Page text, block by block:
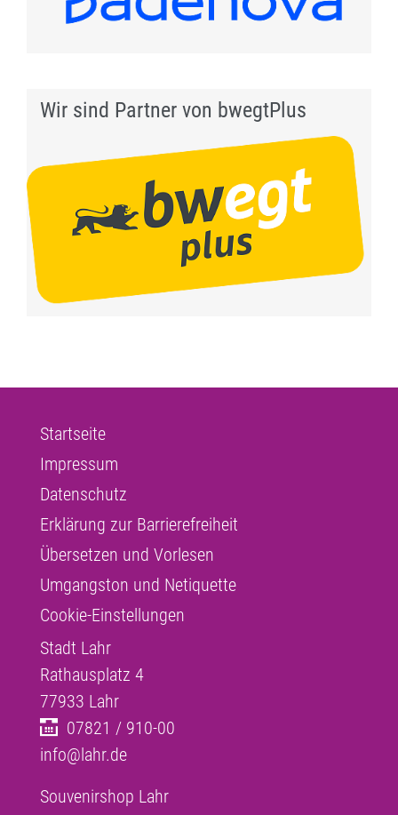
Wir sind Partner von bwegtPlus
Startseite
Impressum
Datenschutz
Erklärung zur Barrierefreiheit
Übersetzen und Vorlesen
Umgangston und Netiquette
Cookie-Einstellungen
Stadt Lahr
Rathausplatz 4
77933 Lahr
07821 / 910-00
info@lahr.de
Souvenirshop Lahr